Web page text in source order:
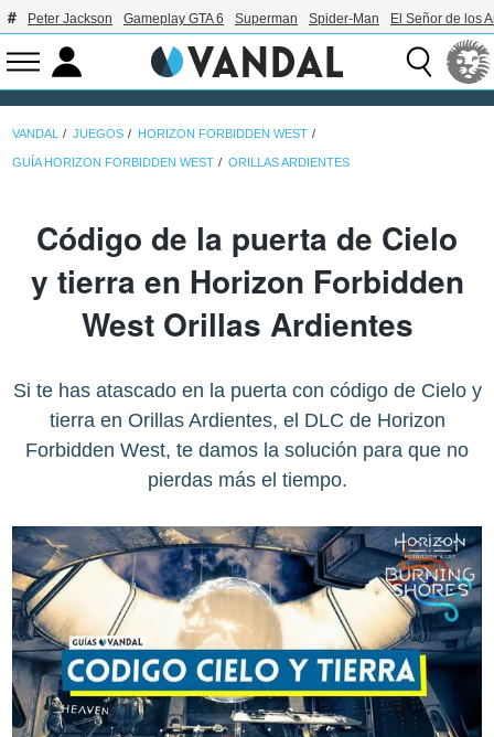
Peter Jackson Gameplay GTA 6 Superman Spider-Man El Señor de los
VANDAL JUEGOS HORIZON FORBIDDEN WEST
GUÍA HORIZON FORBIDDEN WEST ORILLAS ARDIENTES
Código de la puerta de Cielo
y tierra en Horizon Forbidden
West Orillas Ardientes
Si te has atascado en la puerta con código de Cielo y
tierra en Orillas Ardientes, el DLC de Horizon
Forbidden West, te damos la solución para que no
pierdas más el tiempo.